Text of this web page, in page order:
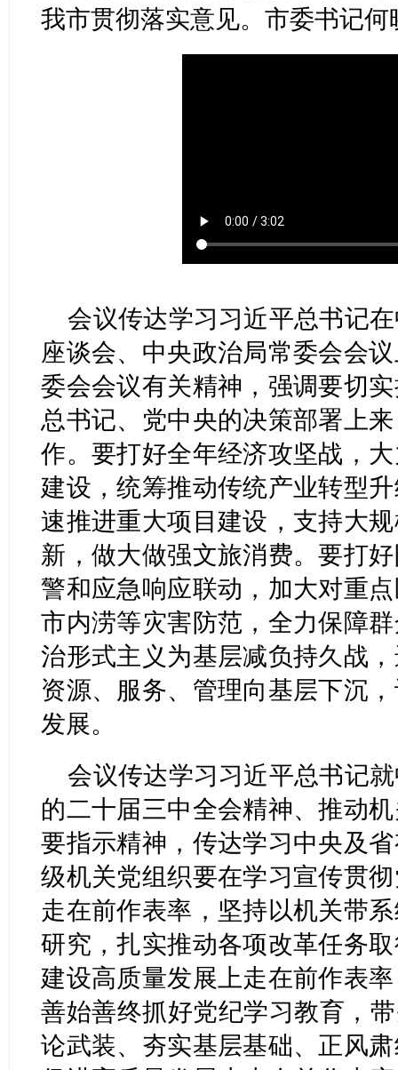
我市贯彻落实意见。市委书记
会议传达学习习近平总书记
座谈会、中央政治局常委会会
委会会议有关精神，强调要切
总书记、党中央的决策部署上
作。要打好全年经济攻坚战，
建设，统筹推动传统产业转型
速推进重大项目建设，支持大
新，做大做强文旅消费。要打
警和应急响应联动，加大对重
市内涝等灾害防范，全力保障
治形式主义为基层减负持久战
资源、服务、管理向基层下沉
发展。
会议传达学习习近平总书记
的二十届三中全会精神、推动
要指示精神，传达学习中央及
级机关党组织要在学习宣传贯
走在前作表率，坚持以机关带
研究，扎实推动各项改革任务
建设高质量发展上走在前作表
善始善终抓好党纪学习教育，
论武装、夯实基层基础、正风